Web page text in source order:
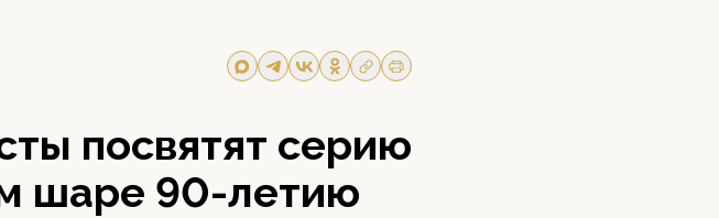
посвятят серию
шаре 90-летию